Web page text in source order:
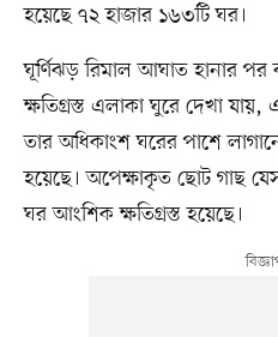
হয়েছে ৭২ হাজার ১৬৩টি ঘর।
ঘূর্ণিঝড় রিমাল আঘাত হানার পর
ক্ষতিগ্রস্ত এলাকা ঘুরে দেখা
তার অধিকাংশ ঘরের পাশে
হয়েছে। অপেক্ষাকৃত ছোট গাছ
ঘর আংশিক ক্ষতিগ্রস্ত হয়েছে।